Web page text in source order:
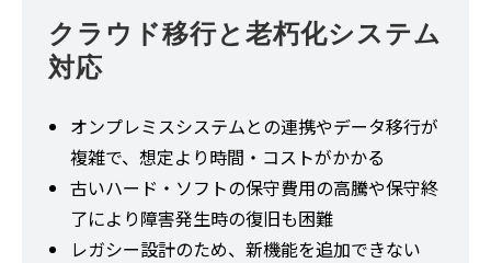
クラウド移行と老朽化システム
対応
オンプレミスシステムとの連携やデータ移行が
複雑で、想定より時間・コストがかかる
古いハード・ソフトの保守費用の高騰や保守終
了により障害発生時の復旧も困難
レガシー設計のため、新機能を追加できない